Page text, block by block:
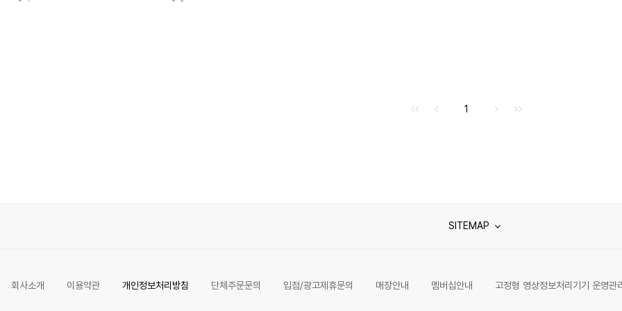
이전으로
1다음으로
SITEMAP
회사소개 이용약관 개인정보처리방침 단체주문문의 입점/광고제휴문의 매장안내 멤버십안내 고정형 영상정보처리기기 운영관